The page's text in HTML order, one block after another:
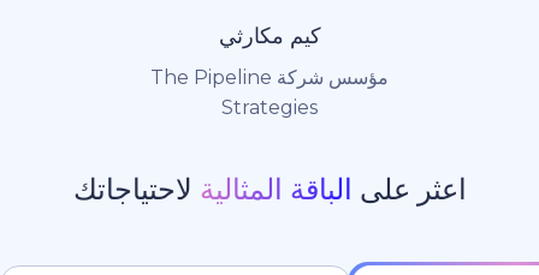
مؤسس شركة The Pipeline
الباقة المثاليةلاحتياجاتك